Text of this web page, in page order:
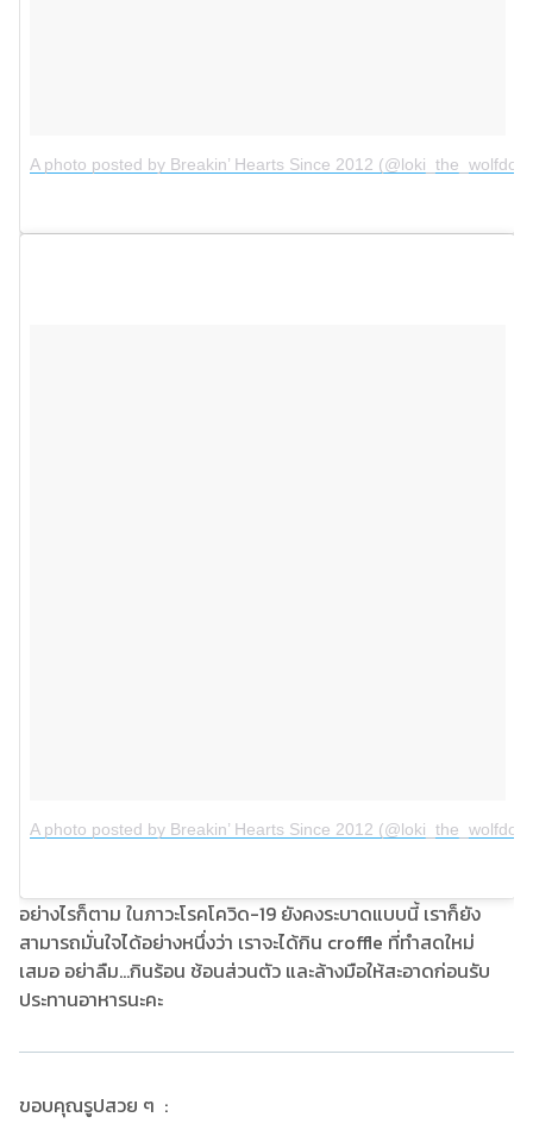
A photo posted by Breakin’ Hearts Since 2012 (@loki_the_wolfdog)
A photo posted by Breakin’ Hearts Since 2012 (@loki_the_wolfdog)
อย่างไรก็ตาม ในภาวะโรคโควิด-19 ยังคงระบาดแบบนี้ เราก็ยัง
สามารถมั่นใจได้อย่างหนึ่งว่า เราจะได้กิน croffle ที่ทำสดใหม่
เสมอ อย่าลืม...กินร้อน ช้อนส่วนตัว และล้างมือให้สะอาดก่อนรับ
ประทานอาหารนะคะ
ขอบคุณรูปสวย ๆ :